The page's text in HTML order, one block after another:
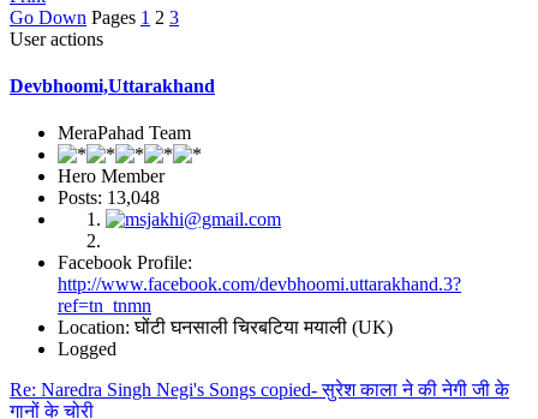
Go Down Pages 1 2 3
User actions
Devbhoomi,Uttarakhand
MeraPahad Team
Hero Member
Posts: 13,048
Facebook Profile:
http://www.facebook.com/devbhoomi.uttarakhand.3?
ref=tn_tnmn
Location: घोंटी घनसाली चिरबटिया मयाली (UK)
Logged
Re: Naredra Singh Negi's Songs copied- सुरेश काला ने की नेगी जी के
गानों के चोरी